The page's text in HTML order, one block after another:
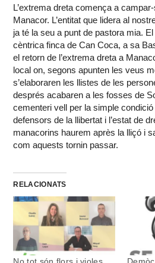
L’extrema dreta comença a
Manacor. L’entitat que lidera al
ja té la seu a punt de pastora mia.
cèntrica finca de Can Coca, a sa
el retorn de l’extrema dreta a
local on, segons apunten les veus
s’elaboraren les llistes de les
després acabaren a les fosses de
cementeri vell per la simple
defensors de la llibertat i l’estat de
manacorins haurem après la lliçó i
com aquests tornin passar.
RELACIONATS
No tot són flors i violes,